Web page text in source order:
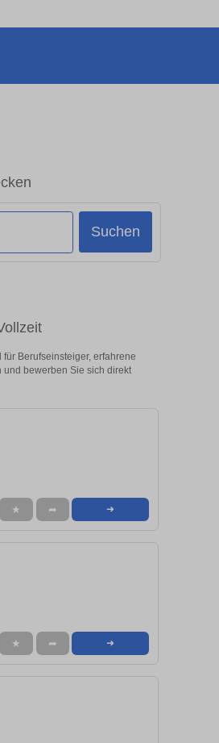
Suchen
Berufseinsteiger, erfahrene
und bewerben Sie sich direkt
★ ➦ ➜
★ ➦ ➜